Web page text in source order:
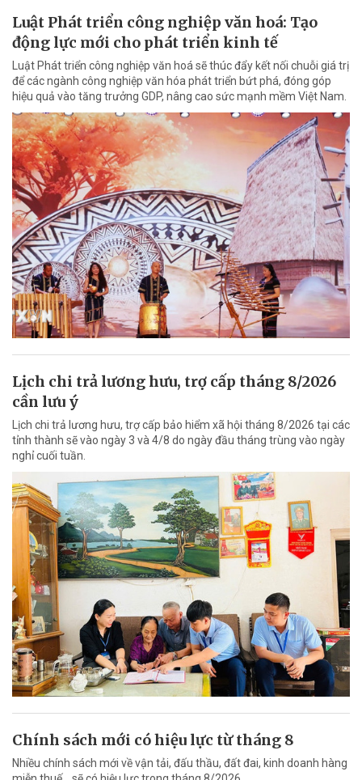
Luật Phát triển công nghiệp văn hoá: Tạo
động lực mới cho phát triển kinh tế
Luật Phát triển công nghiệp văn hoá sẽ thúc đẩy kết nối chuỗi giá trị
để các ngành công nghiệp văn hóa phát triển bứt phá, đóng góp
hiệu quả vào tăng trưởng GDP, nâng cao sức mạnh mềm Việt Nam.
Lịch chi trả lương hưu, trợ cấp tháng 8/2026
cần lưu ý
Lịch chi trả lương hưu, trợ cấp bảo hiểm xã hội tháng 8/2026 tại các
tỉnh thành sẽ vào ngày 3 và 4/8 do ngày đầu tháng trùng vào ngày
nghỉ cuối tuần.
Chính sách mới có hiệu lực từ tháng 8
Nhiều chính sách mới về vận tải, đấu thầu, đất đai, kinh doanh hàng